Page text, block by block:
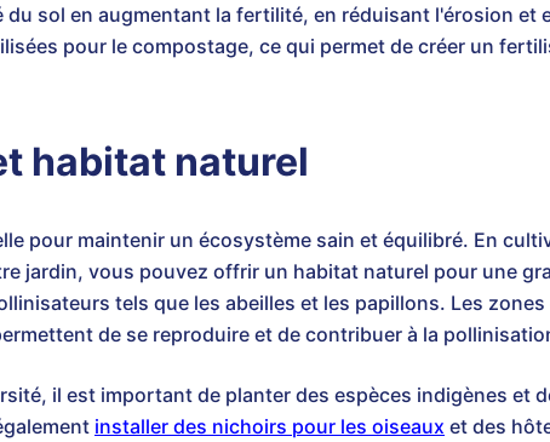
du sol en augmentant la fertilité, en réduisant l'érosion et
pour le compostage, ce qui permet de créer un
habitat naturel
pour maintenir un écosystème sain et équilibré. En
jardin, vous pouvez offrir un habitat naturel pour une
tels que les abeilles et les papillons. Les
de se reproduire et de contribuer à la
il est important de planter des espèces indigènes et
installer des nichoirs pour les oiseaux et des